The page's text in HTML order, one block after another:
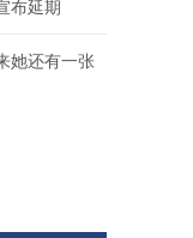
布延期
她还有一张